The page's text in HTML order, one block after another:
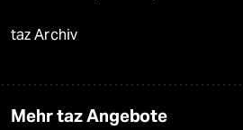
taz Archiv
Mehr taz Angebote